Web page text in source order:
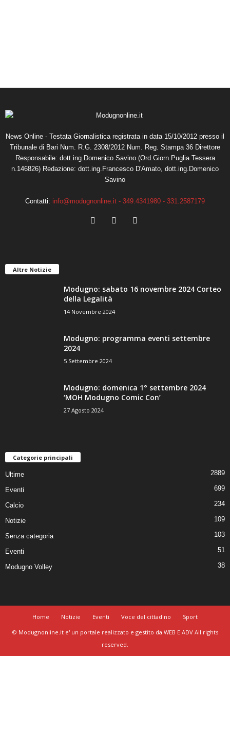
News Online - Testata Giornalistica registrata in data 15/10/2012 presso il
Tribunale di Bari Num. R.G. 2308/2012 Num. Reg. Stampa 36 Direttore
Responsabile: dott.ing.Domenico Savino (Ord.Giorn.Puglia Tessera
n.146826) Redazione: dott.ing.Francesco D'Amato, dott.ing.Domenico
Savino
Contatti: info@modugnonline.it - 349.4341980 - 331.2587179
Altre Notizie
Modugno: sabato 16 novembre 2024 Corteo
della Legalità
14 Novembre 2024
Modugno: programma eventi settembre
2024
5 Settembre 2024
Modugno: domenica 1° settembre 2024
‘MOH Modugno Comic Con’
27 Agosto 2024
Categorie principali
Ultime 2889
Eventi 699
Calcio 234
Notizie 109
Senza categoria 103
Eventi 51
Modugno Volley 38
Home Notizie Eventi Voce del cittadino
Sport
© Modugnonline.it e' un portale realizzato e gestito da WEB E ADV All rights
reserved.